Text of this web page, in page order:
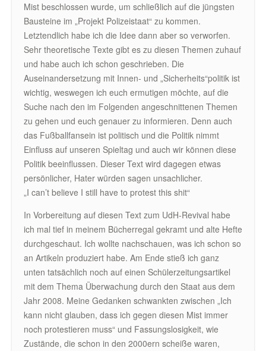
Mist beschlossen wurde, um schließlich auf die jüngsten
Bausteine im „Projekt Polizeistaat“ zu kommen.
Letztendlich habe ich die Idee dann aber so verworfen.
Sehr theoretische Texte gibt es zu diesen Themen zuhauf
und habe auch ich schon geschrieben. Die
Auseinandersetzung mit Innen- und „Sicherheits“politik ist
wichtig, weswegen ich euch ermutigen möchte, auf die
Suche nach den im Folgenden angeschnittenen Themen
zu gehen und euch genauer zu informieren. Denn auch
das Fußballfansein ist politisch und die Politik nimmt
Einfluss auf unseren Spieltag und auch wir können diese
Politik beeinflussen. Dieser Text wird dagegen etwas
persönlicher, Hater würden sagen unsachlicher.
„I can’t believe I still have to protest this shit“
In Vorbereitung auf diesen Text zum UdH-Revival habe
ich mal tief in meinem Bücherregal gekramt und alte Hefte
durchgeschaut. Ich wollte nachschauen, was ich schon so
an Artikeln produziert habe. Am Ende stieß ich ganz
unten tatsächlich noch auf einen Schülerzeitungsartikel
mit dem Thema Überwachung durch den Staat aus dem
Jahr 2008. Meine Gedanken schwankten zwischen „Ich
kann nicht glauben, dass ich gegen diesen Mist immer
noch protestieren muss“ und Fassungslosigkeit, wie
Zustände, die schon in den 2000ern scheiße waren,